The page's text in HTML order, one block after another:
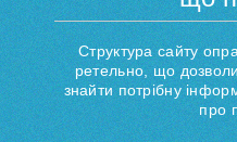
Структура сайту
ретельно, що
знайти потрібну
про